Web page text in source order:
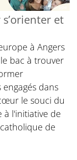
© Iffeurope
et
à Angers
bac à trouver
dans
le souci du
à l'initiative de
de